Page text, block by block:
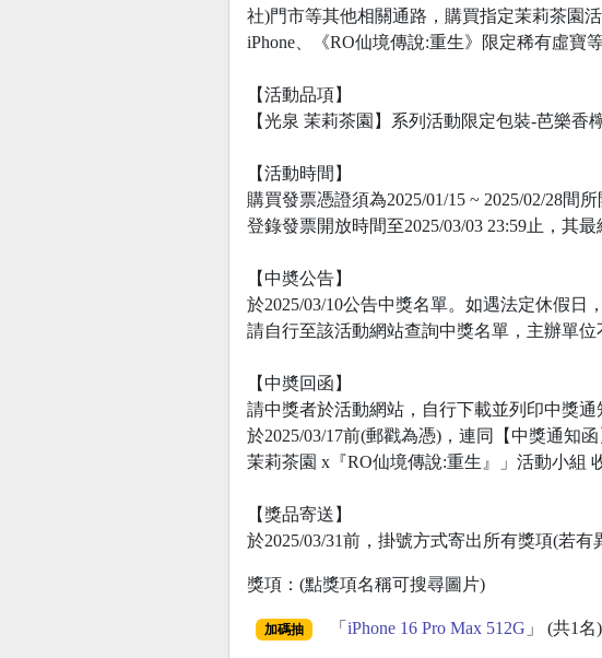
社)門市等其他相關通路，購買指定茉莉茶園
iPhone、《RO仙境傳說:重生》限定稀有虛寶
【活動品項】
【光泉 茉莉茶園】系列活動限定包裝-芭樂香
【活動時間】
購買發票憑證須為2025/01/15 ~ 2025/02/28間所
登錄發票開放時間至2025/03/03 23:59止，其
【中奬公告】
於2025/03/10公告中獎名單。如遇法定休假日
請自行至該活動網站查詢中獎名單，主辦單
【中奬回函】
請中獎者於活動網站，自行下載並列印中獎通
於2025/03/17前(郵戳為憑)，連同【中獎通知
茉莉茶園 x『RO仙境傳說:重生』」活動小組
【獎品寄送】
於2025/03/31前，掛號方式寄出所有獎項(若有
獎項：(點獎項名稱可搜尋圖片)
加碼抽 「 iPhone 16 Pro Max 512G 」 (共1名)